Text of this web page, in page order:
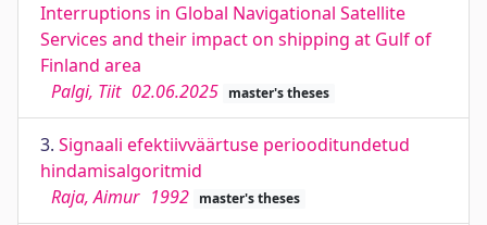
Interruptions in Global Navigational Satellite
Services and their impact on shipping at Gulf of
Finland area
Palgi, Tiit 02.06.2025 master's theses
3. Signaali efektiivväärtuse periooditundetud
hindamisalgoritmid
Raja, Aimur 1992 master's theses